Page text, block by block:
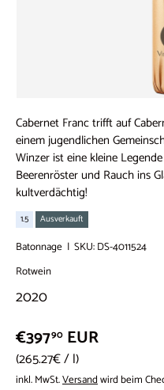
Cabernet Franc trifft auf
einem jugendlichen
Winzer ist eine kleine
Beerenröster und Rauch ins
kultverdächtig!
1.5 Ausverkauft
Batonnage | SKU:DS-4011524
Rotwein
2020
€39790 EUR
Grundpreis
265.27€/l
inkl. MwSt.Versandwird beim